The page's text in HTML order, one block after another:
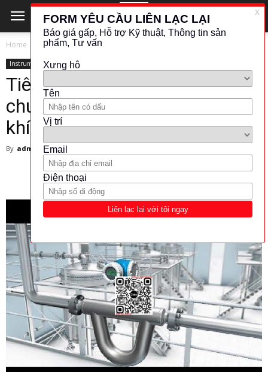
Home Instrument
Instrument
Tiêu đề: Thiết bị đo lường
chuyên dụng cho chất lỏng có
khí bám
By admin - 19 March 2025